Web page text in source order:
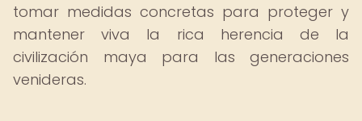
tomar medidas concretas para proteger y
mantener viva la rica herencia de la
civilización maya para las generaciones
venideras.